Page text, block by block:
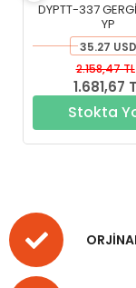
DYPTT-337
YP
35.27 USD
1.681,67
2.158,47 TL
Stokta